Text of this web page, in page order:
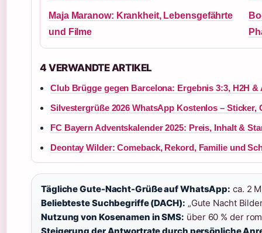
Maja Maranow: Krankheit, Lebensgefährte
und Filme
4 VERWANDTE ARTIKEL
Club Brügge gegen Barcelona: Ergebnis 3:3, H2H &
Silvestergrüße 2026 WhatsApp Kostenlos – Sticker,
FC Bayern Adventskalender 2025: Preis, Inhalt &
Deontay Wilder: Comeback, Rekord, Familie und
Tägliche Gute-Nacht-Grüße auf WhatsApp: ca. 2
Beliebteste Suchbegriffe (DACH): „Gute Nacht
Nutzung von Kosenamen in SMS: über 60 % der